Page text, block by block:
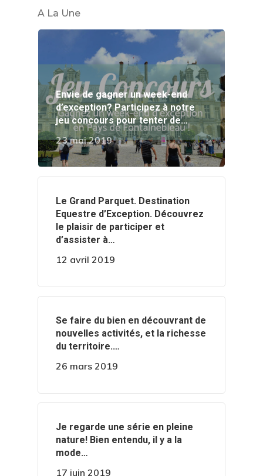
A La Une
Envie de gagner un week-end
d’exception? Participez à notre
jeu concours pour tenter de…
23 mai 2019
‍️Le Grand Parquet. Destination
Equestre d’Exception. Découvrez
le plaisir de participer et
d’assister à…
12 avril 2019
‍️Se faire du bien en découvrant de
nouvelles activités, et la richesse
du territoire.…
26 mars 2019
‍️Je regarde une série en pleine
nature! Bien entendu, il y a la
mode…
17 juin 2019